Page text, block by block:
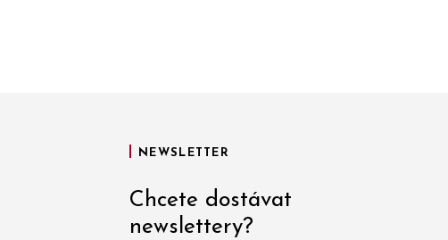
NEWSLETTER
Chcete dostávat
newslettery?